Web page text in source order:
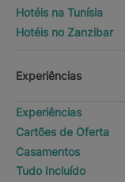
Hotéis na Tunísia
Hotéis no Zanzibar
Experiências
Experiências
Cartões de Oferta
Casamentos
Tudo Incluído